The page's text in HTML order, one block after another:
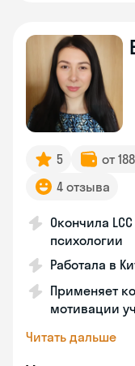
5 от
4 отзыва
Окончила
психологии
Работала в
Применяет
мотивации
Читать дальше